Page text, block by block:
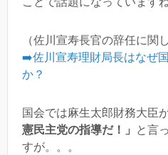
（佐川宣寿長官の辞任に関
➡️佐川宣寿理財局長はなぜ
か？
国会では麻生太郎財務大臣
憲民主党の指導だ！」 と言
すが。。。